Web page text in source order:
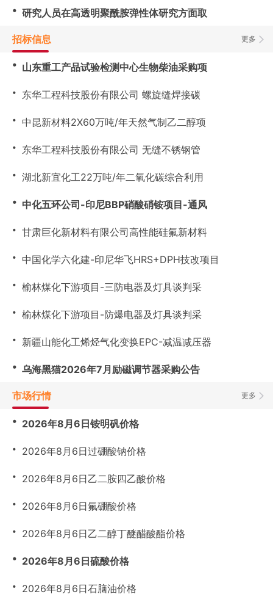
・ 研究人员在高透明聚酰胺弹性体研究方面取
更多
招标信息
・ 山东重工产品试验检测中心生物柴油采购项
・ 东华工程科技股份有限公司 螺旋缝焊接碳
・ 中昆新材料2X60万吨/年天然气制乙二醇项
・ 东华工程科技股份有限公司 无缝不锈钢管
・ 湖北新宜化工22万吨/年二氧化碳综合利用
・ 中化五环公司-印尼BBP硝酸硝铵项目-通风
・ 甘肃巨化新材料有限公司高性能硅氟新材料
・ 中国化学六化建-印尼华飞HRS+DPH技改项目
・ 榆林煤化下游项目-三防电器及灯具谈判采
・ 榆林煤化下游项目-防爆电器及灯具谈判采
・ 新疆山能化工烯烃气化变换EPC-减温减压器
・ 乌海黑猫2026年7月励磁调节器采购公告
更多
市场行情
・ 2026年8月6日铵明矾价格
・ 2026年8月6日过硼酸钠价格
・ 2026年8月6日乙二胺四乙酸价格
・ 2026年8月6日氟硼酸价格
・ 2026年8月6日乙二醇丁醚醋酸酯价格
・ 2026年8月6日硫酸价格
・ 2026年8月6日石脑油价格